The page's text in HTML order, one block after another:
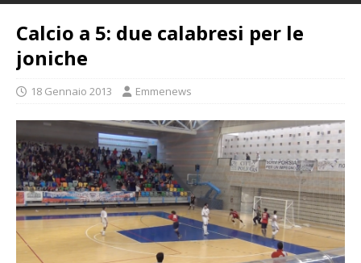
Calcio a 5: due calabresi per le
joniche
18 Gennaio 2013 Emmenews